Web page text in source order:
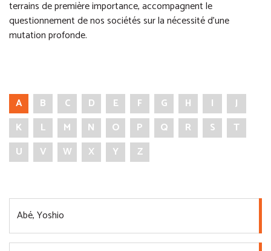
terrains de première importance, accompagnent le
questionnement de nos sociétés sur la nécessité d’une
mutation profonde.
A B C D E F G H I
J
K
L M N O P Q R S
T
U
V W X Y Z
Abé, Yoshio